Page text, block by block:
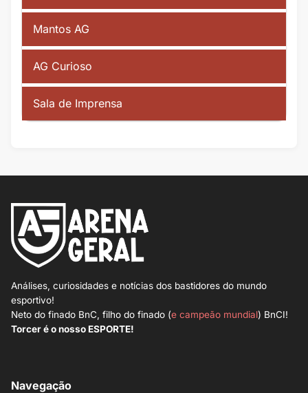
Mantos AG
AG Curioso
Sala de Imprensa
Análises, curiosidades e notícias dos bastidores do mundo
esportivo!
Neto do finado BnC, filho do finado (e campeão mundial) BnCI!
Torcer é o nosso ESPORTE!
Navegação